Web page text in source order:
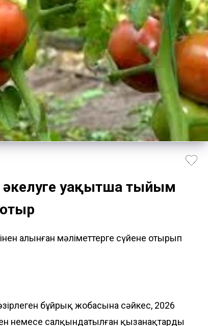
әкелуге уақытша тыйым
алынған мәліметтерге сүйене отырып
бұйрық жобасына сәйкес, 2026
немесе салқындатылған қызанақтарды